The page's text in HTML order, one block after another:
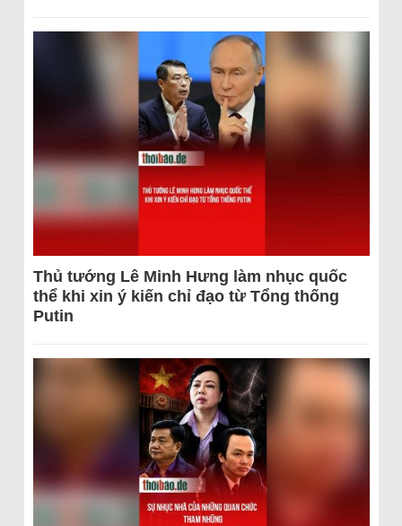
Thủ tướng Lê Minh Hưng làm nhục quốc
thể khi xin ý kiến chỉ đạo từ Tổng thống
Putin